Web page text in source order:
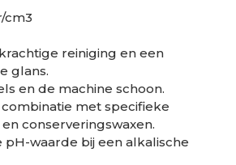
cm3
reiniging en een
glans.
en de machine schoon.
met specifieke
conserveringswaxen.
waarde bij een alkalische